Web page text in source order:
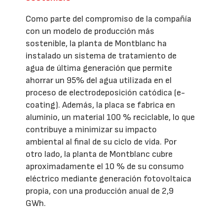
Como parte del compromiso de la compañía
con un modelo de producción más
sostenible, la planta de Montblanc ha
instalado un sistema de tratamiento de
agua de última generación que permite
ahorrar un 95% del agua utilizada en el
proceso de electrodeposición catódica (e-
coating). Además, la placa se fabrica en
aluminio, un material 100 % reciclable, lo que
contribuye a minimizar su impacto
ambiental al final de su ciclo de vida. Por
otro lado, la planta de Montblanc cubre
aproximadamente el 10 % de su consumo
eléctrico mediante generación fotovoltaica
propia, con una producción anual de 2,9
GWh.